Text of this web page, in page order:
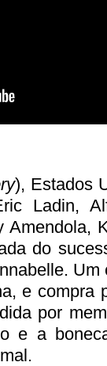
), Estados
Ladin,
Amendola,
do
e compra
por
e a